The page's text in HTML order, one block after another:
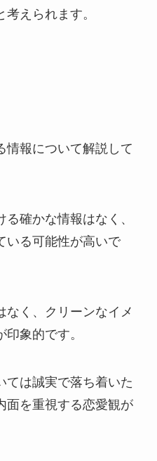
えられます。
情報について解説して
確かな情報はなく、
いる可能性が高いで
なく、クリーンなイメ
象的です。
ては誠実で落ち着いた
面を重視する恋愛観が